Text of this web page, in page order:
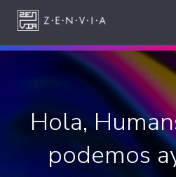
Hola,
podemos